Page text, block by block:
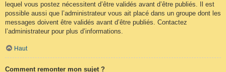
lequel vous postez nécessitent d’être validés avant d’être publiés. Il est
possible aussi que l’administrateur vous ait placé dans un groupe dont les
messages doivent être validés avant d’être publiés. Contactez
l’administrateur pour plus d’informations.
Haut
Comment remonter mon sujet ?